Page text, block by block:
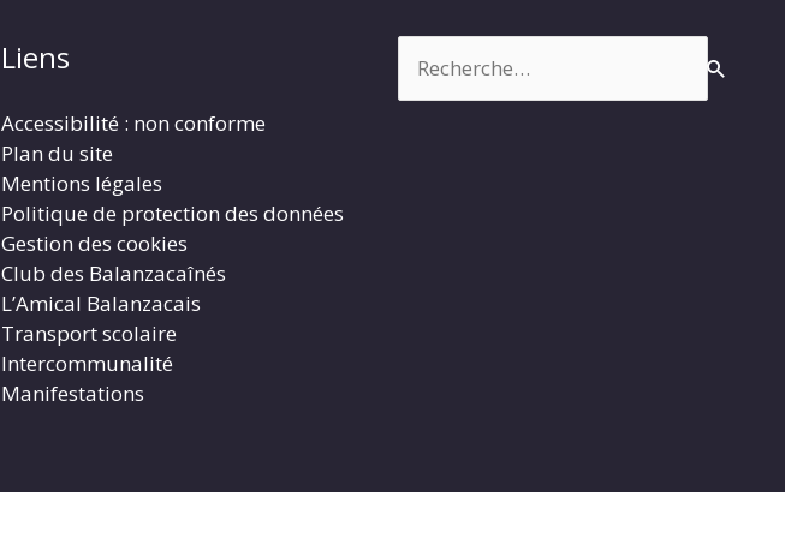
Liens
Accessibilité : non conforme
Plan du site
Mentions légales
Politique de protection des données
Gestion des cookies
Club des Balanzacaînés
L’Amical Balanzacais
Transport scolaire
Intercommunalité
Manifestations